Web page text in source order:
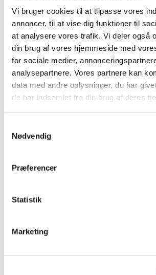
Vi bruger cookies til at tilpasse vores
annoncer, til at vise dig funktioner til
at analysere vores trafik. Vi deler også
din brug af vores hjemmeside med
for sociale medier,
analysepartnere. Vores partnere kan
data med andre oplysninger, du har
de har indsamlet fra din brug af deres
Nødvendig
Præferencer
Statistik
Marketing